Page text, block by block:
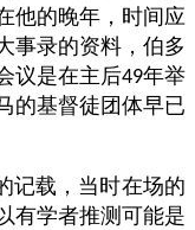
他的晚年，时间应
事录的资料，伯多
议是在主后49年举
的基督徒团体早已
记载，当时在场的
有学者推测可能是